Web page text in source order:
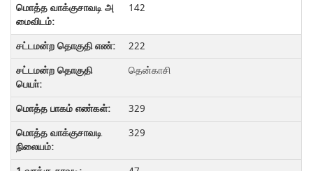
142
222
தென்காசி
329
329